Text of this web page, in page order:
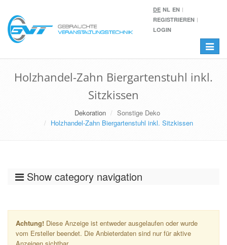
DE NL EN
REGISTRIEREN
LOGIN
Toggle
Holzhandel-Zahn Biergartenstuhl inkl.
Sitzkissen
Dekoration
Sonstige Deko
Holzhandel-Zahn Biergartenstuhl inkl. Sitzkissen
Show category navigation
Achtung! Diese Anzeige ist entweder ausgelaufen oder wurde
vom Ersteller beendet. Die Anbieterdaten sind nur für aktive